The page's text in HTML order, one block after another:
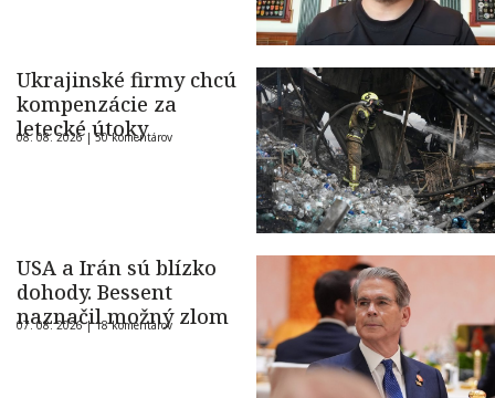
Ukrajinské firmy chcú
kompenzácie za
letecké útoky
08. 08. 2026 |50 komentárov
USA a Irán sú blízko
dohody. Bessent
naznačil možný zlom
07. 08. 2026 |18 komentárov